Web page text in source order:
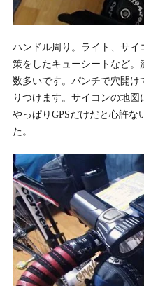
ハンドル周り。ライト、サ
策をしたキューシートなど。
数多いです。パンチで穴開け
りつけます。サイコンの地図
やっぱりGPSだけだと心許な
た。